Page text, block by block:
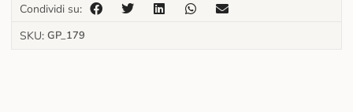
Condividi su:
SKU: GP_179